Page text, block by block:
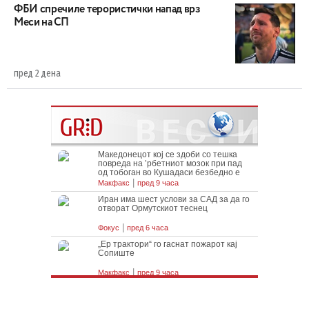
ФБИ спречиле терористички напад врз
Меси на СП
пред 2 дена